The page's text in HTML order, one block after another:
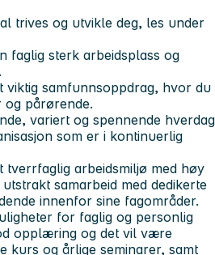
trives og utvikle deg, les under
faglig sterk arbeidsplass og
viktig samfunnsoppdrag, hvor du
og pårørende.
variert og spennende hverdag
som er i kontinuerlig
tverrfaglig arbeidsmiljø med høy
samarbeid med dedikerte
innenfor sine fagområder.
for faglig og personlig
opplæring og det vil være
kurs og årlige seminarer, samt